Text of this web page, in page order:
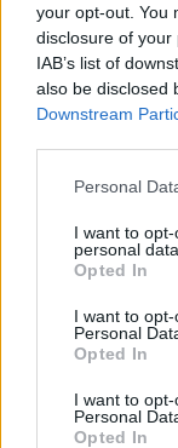
your opt-out. You
disclosure of
IAB’s list of
also be disclosed
Downstream
Please note that
not limited to
grant or deny
use your data for
consent section.
Personal
I want to
personal data.
Opted In
I want to
Personal
Opted In
I want to
Personal
Opted In
Continua